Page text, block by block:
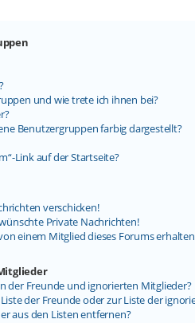
und wie trete ich ihnen bei?
Benutzergruppen farbig dargestellt?
Link auf der Startseite?
verschicken!
Private Nachrichten!
einem Mitglied dieses Forums
der Freunde und ignorierten Mitglieder?
der Freunde oder zur Liste der
aus den Listen entfernen?